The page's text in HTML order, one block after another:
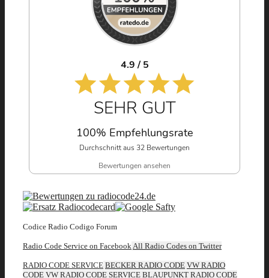
4.9 / 5
SEHR GUT
100% Empfehlungsrate
Durchschnitt aus 32 Bewertungen
Bewertungen ansehen
Codice Radio Codigo Forum
Radio Code Service on Facebook All Radio Codes on Twitter
RADIO CODE SERVICE BECKER RADIO CODE VW RADIO
CODE VW RADIO CODE SERVICE BLAUPUNKT RADIO CODE